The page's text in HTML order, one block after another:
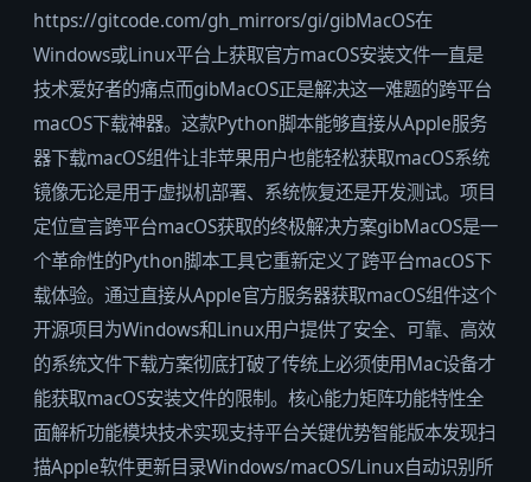
https://gitcode.com/gh_mirrors/gi/gibMacOS在
Windows或Linux平台上获取官方macOS安装文件一直是
技术爱好者的痛点而gibMacOS正是解决这一难题的跨平台
macOS下载神器。这款Python脚本能够直接从Apple服务
器下载macOS组件让非苹果用户也能轻松获取macOS系统
镜像无论是用于虚拟机部署、系统恢复还是开发测试。项目
定位宣言跨平台macOS获取的终极解决方案gibMacOS是一
个革命性的Python脚本工具它重新定义了跨平台macOS下
载体验。通过直接从Apple官方服务器获取macOS组件这个
开源项目为Windows和Linux用户提供了安全、可靠、高效
的系统文件下载方案彻底打破了传统上必须使用Mac设备才
能获取macOS安装文件的限制。核心能力矩阵功能特性全
面解析功能模块技术实现支持平台关键优势智能版本发现扫
描Apple软件更新目录Windows/macOS/Linux自动识别所